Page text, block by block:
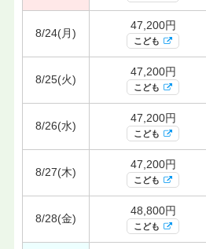
8/24(月)
47,200円
こども
8/25(火)
47,200円
こども
8/26(水)
47,200円
こども
8/27(木)
47,200円
こども
8/28(金)
48,800円
こども